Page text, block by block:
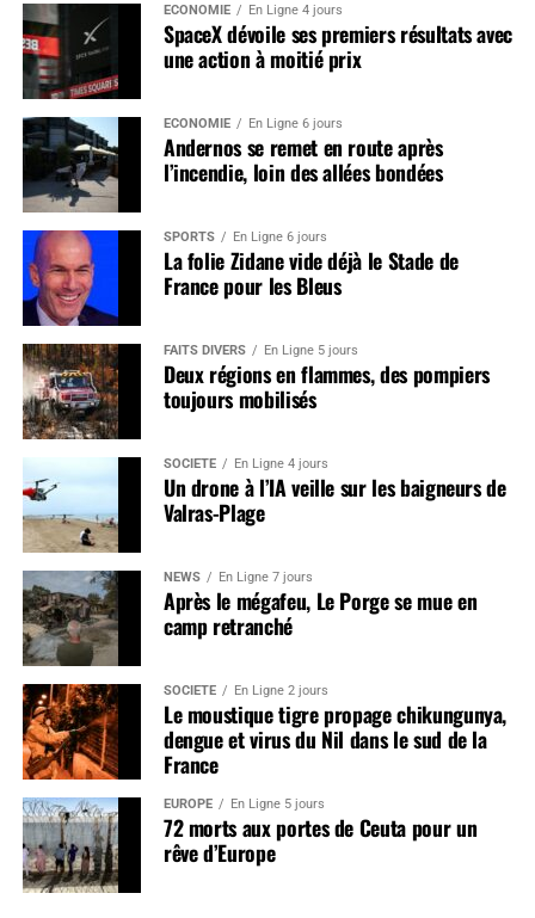
ÉCONOMIE En Ligne 4 jours
SpaceX dévoile ses premiers résultats avec
une action à moitié prix
ÉCONOMIE En Ligne 6 jours
Andernos se remet en route après
l’incendie, loin des allées bondées
SPORTS En Ligne 6 jours
La folie Zidane vide déjà le Stade de
France pour les Bleus
FAITS DIVERS En Ligne 5 jours
Deux régions en flammes, des pompiers
toujours mobilisés
SOCIÉTÉ En Ligne 4 jours
Un drone à l’IA veille sur les baigneurs de
Valras-Plage
NEWS En Ligne 7 jours
Après le mégafeu, Le Porge se mue en
camp retranché
SOCIÉTÉ En Ligne 2 jours
Le moustique tigre propage chikungunya,
dengue et virus du Nil dans le sud de la
France
EUROPE En Ligne 5 jours
72 morts aux portes de Ceuta pour un
rêve d’Europe